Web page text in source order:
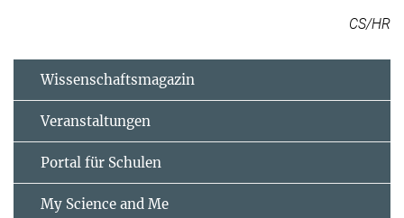
CS/HR
Wissenschaftsmagazin
Veranstaltungen
Portal für Schulen
My Science and Me